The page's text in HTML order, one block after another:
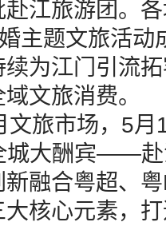
江旅游团。
主题文旅活
为江门引流
文旅消费。
旅市场，5月
城大酬宾——赴
融合粤超、
核心元素，